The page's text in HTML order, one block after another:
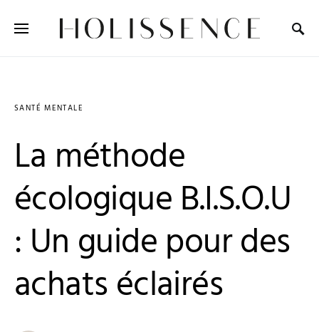
SANTÉ MENTALE
La méthode
écologique B.I.S.O.U
: Un guide pour des
achats éclairés